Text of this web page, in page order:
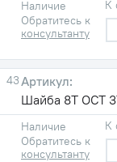
Наличие
Обратитесь к
консультанту
К
43
Шайба 8Т ОСТ
Наличие
Обратитесь к
консультанту
К